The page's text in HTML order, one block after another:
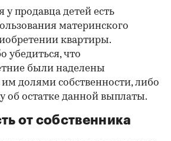
у продавца детей есть
материнского
квартиры.
убедиться, что
были наделены
долями собственности, либо
об остатке данной выплаты.
от собственника